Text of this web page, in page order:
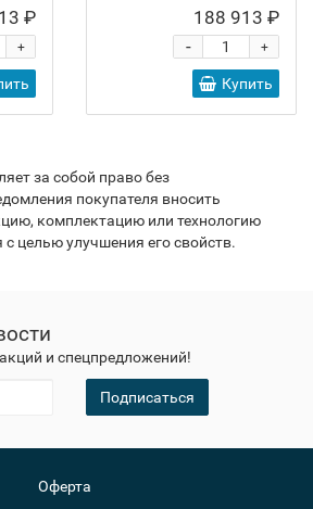
₽
+
188 913 ₽
+
-
Купить
за собой право без
покупателя вносить
комплектацию или технологию
с целью улучшения его свойств.
и спецпредложений!
Подписаться
Оферта